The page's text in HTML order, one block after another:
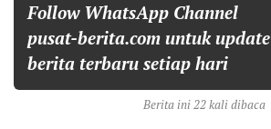
Follow WhatsApp Channel
pusat-berita.com untuk update
berita terbaru setiap hari
Berita ini 22 kali dibaca